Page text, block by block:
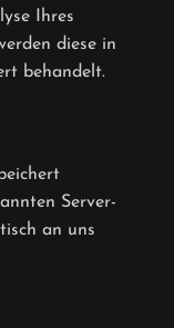
Ihres
diese in
behandelt.
Server-
an uns